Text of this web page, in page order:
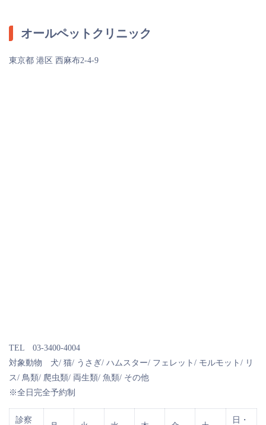
オールペットクリニック
東京都 港区 西麻布2-4-9
TEL 03-3400-4004
対象動物 犬/ 猫/ うさぎ/ ハムスター/ フェレット/ モルモット/ リ
ス/ 鳥類/ 爬虫類/ 両生類/ 魚類/ その他
※全日完全予約制
診察
日・